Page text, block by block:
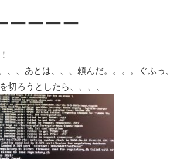
ーーーー
、あとは、、、頼んだ。。。。ぐふっ
切ろうとしたら、、、、